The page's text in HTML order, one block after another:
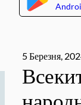
5 Березня,